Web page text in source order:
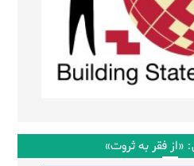
«از فقر به ثروت»